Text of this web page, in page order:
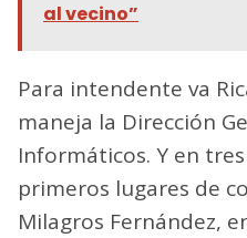
al vecino”
Para intendente va
maneja la Dirección
Informáticos. Y en
primeros lugares de
Milagros Fernández,